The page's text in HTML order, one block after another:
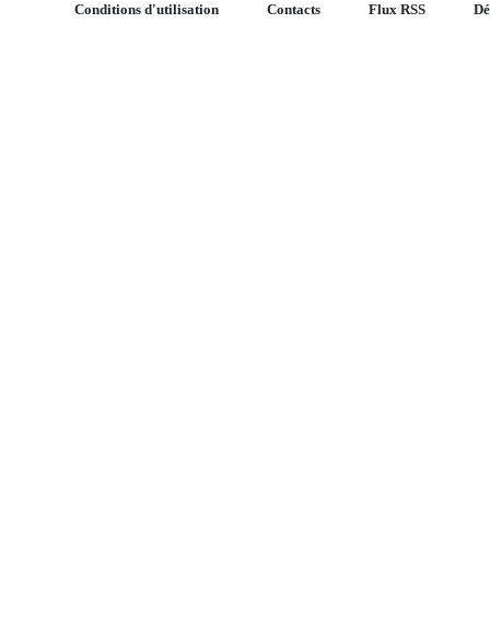
Conditions d'utilisation Contacts Flux RSS